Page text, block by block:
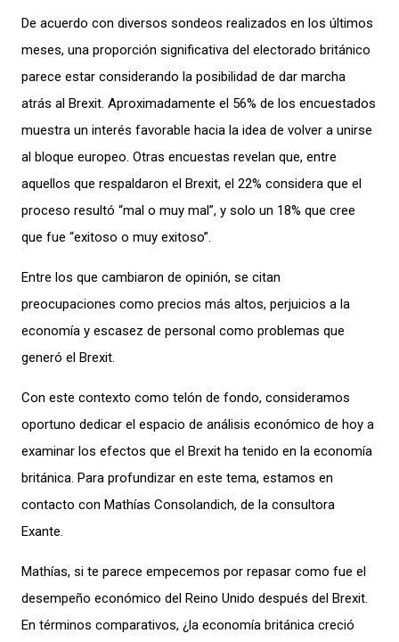
De acuerdo con diversos sondeos realizados en los últimos
meses, una proporción significativa del electorado británico
parece estar considerando la posibilidad de dar marcha
atrás al Brexit. Aproximadamente el 56% de los encuestados
muestra un interés favorable hacia la idea de volver a unirse
al bloque europeo. Otras encuestas revelan que, entre
aquellos que respaldaron el Brexit, el 22% considera que el
proceso resultó “mal o muy mal”, y solo un 18% que cree
que fue “exitoso o muy exitoso”.
Entre los que cambiaron de opinión, se citan
preocupaciones como precios más altos, perjuicios a la
economía y escasez de personal como problemas que
generó el Brexit.
Con este contexto como telón de fondo, consideramos
oportuno dedicar el espacio de análisis económico de hoy a
examinar los efectos que el Brexit ha tenido en la economía
británica. Para profundizar en este tema, estamos en
contacto con Mathías Consolandich, de la consultora
Exante.
Mathías, si te parece empecemos por repasar como fue el
desempeño económico del Reino Unido después del Brexit.
En términos comparativos, ¿la economía británica creció